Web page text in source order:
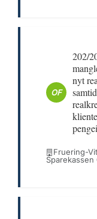
OF
202/
nyt
Fruering-